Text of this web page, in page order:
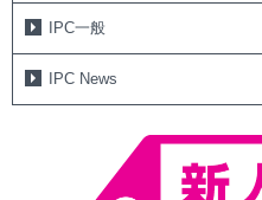
IPC一般
IPC News